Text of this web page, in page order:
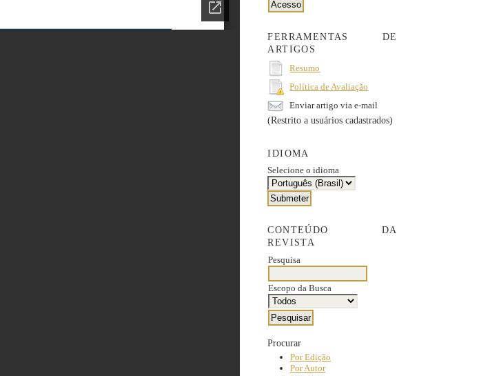
FERRAMENTAS DE
ARTIGOS
Resumo
Política de Avaliação
Enviar artigo via e-mail
(Restrito a usuários cadastrados)
IDIOMA
Selecione o idioma
CONTEÚDO DA
REVISTA
Pesquisa
Escopo da Busca
Procurar
Por Edição
Por Autor